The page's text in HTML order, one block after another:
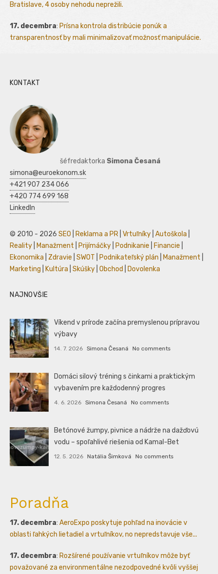
Bratislave, 4 osoby nehodu neprežili.
17. decembra: Prísna kontrola distribúcie ponúk a
transparentnosť by mali minimalizovať možnosť manipulácie.
KONTAKT
šéfredaktorka Simona Česaná
simona@euroekonom.sk
+421 907 234 066
+420 774 699 168
LinkedIn
© 2010 - 2026 SEO Reklama a PR Vrtuľníky Autoškola
Reality
Manažment Prijímáčky Podnikanie Financie
Ekonomika
Zdravie SWOT Podnikateľský plán Manažment
Marketing
Kultúra Skúšky Obchod Dovolenka
NAJNOVŠIE
Víkend v prírode začína premyslenou prípravou
výbavy
14. 7. 2026 Simona Česaná No comments
Domáci silový tréning s činkami a praktickým
vybavením pre každodenný progres
4. 6. 2026 Simona Česaná No comments
Betónové žumpy, pivnice a nádrže na dažďovú
vodu – spoľahlivé riešenia od Kamal-Bet
12. 5. 2026 Natália Šimková No comments
Poradňa
17. decembra: AeroExpo poskytuje pohľad na inovácie v
oblasti ľahkých lietadiel a vrtuľníkov, no nepredstavuje vše...
17. decembra: Rozšírené používanie vrtuľníkov môže byť
považované za environmentálne nezodpovedné kvôli vyššej